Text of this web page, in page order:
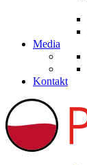
Media
Kontakt